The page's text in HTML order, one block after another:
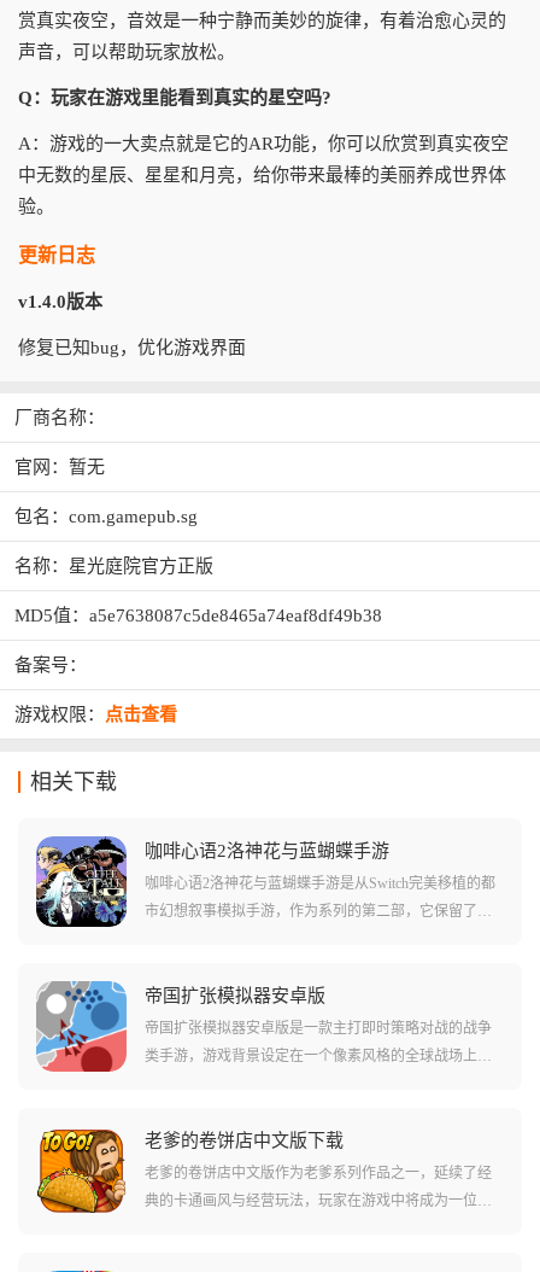
赏真实夜空，音效是一种宁静而美妙的旋律，有着治愈心灵的
声音，可以帮助玩家放松。
Q：玩家在游戏里能看到真实的星空吗?
A：游戏的一大卖点就是它的AR功能，你可以欣赏到真实夜空
中无数的星辰、星星和月亮，给你带来最棒的美丽养成世界体
验。
更新日志
v1.4.0版本
修复已知bug，优化游戏界面
厂商名称：
官网：暂无
包名：com.gamepub.sg
名称：星光庭院官方正版
MD5值：a5e7638087c5de8465a74eaf8df49b38
备案号：
游戏权限： 点击查看
相关下载
咖啡心语2洛神花与蓝蝴蝶手游
咖啡心语2洛神花与蓝蝴蝶手游是从Switch完美移植的都
市幻想叙事模拟手游，作为系列的第二部，它保留了前
咖啡师，除了经典的咖啡、红茶、绿茶，这次还引入了
全新的洛神花与蓝蝴蝶材料，为你带来更丰富的配方。
帝国扩张模拟器安卓版
帝国扩张模拟器安卓版是一款主打即时策略对战的战争
类手游，游戏背景设定在一个像素风格的全球战场上，
从容应对征服、军团、统治及剧本四大模式下的海量挑
战。
老爹的卷饼店中文版下载
老爹的卷饼店中文版作为老爹系列作品之一，延续了经
典的卡通画风与经营玩法，玩家在游戏中将成为一位美